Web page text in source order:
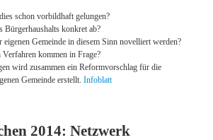
schon vorbildhaft gelungen?
Bürgerhaushalts konkret ab?
eigenen Gemeinde in diesem Sinn novelliert werden?
Verfahren kommen in Frage?
wird zusammen ein Reformvorschlag für die
Gemeinde erstellt. Infoblatt
2014: Netzwerk